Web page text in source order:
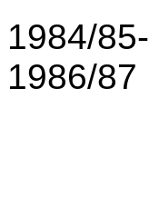
1984/85-
1986/87